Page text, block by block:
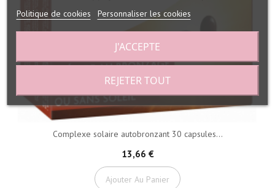
Complexe solaire autobronzant 30 capsules...
13,66 €
Ajouter Au Panier
Politique de cookies Personnaliser les cookies
REJETER TOUT
J'ACCEPTE